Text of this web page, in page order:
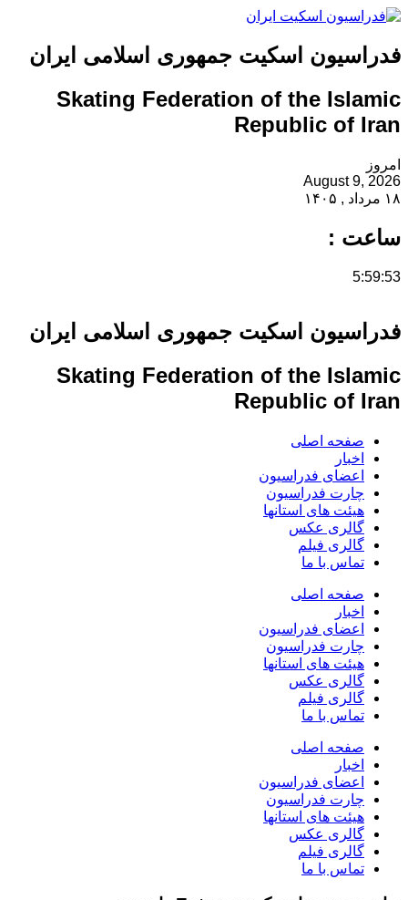
فدراسیون اسکیت جمهوری اسلامی ایران
Skating Federation of the Islamic
Republic of Iran
امروز
August 9, 2026
۱۸ مرداد , ۱۴۰۵
ساعت :
5:59:53
فدراسیون اسکیت جمهوری اسلامی ایران
Skating Federation of the Islamic
Republic of Iran
صفحه اصلی
اخبار
اعضای فدراسیون
چارت فدراسیون
هیئت های استانها
گالری عکس
گالری فیلم
تماس با ما
صفحه اصلی
اخبار
اعضای فدراسیون
چارت فدراسیون
هیئت های استانها
گالری عکس
گالری فیلم
تماس با ما
صفحه اصلی
اخبار
اعضای فدراسیون
چارت فدراسیون
هیئت های استانها
گالری عکس
گالری فیلم
تماس با ما